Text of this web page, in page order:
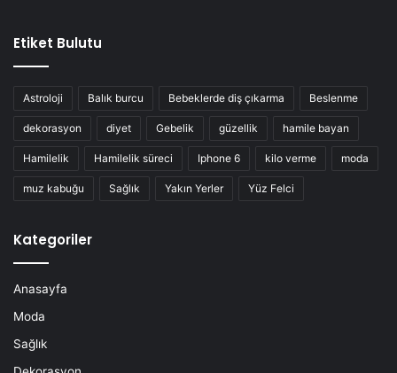
Etiket Bulutu
Astroloji Balık burcu Bebeklerde diş çıkarma Beslenme
dekorasyon diyet Gebelik güzellik hamile bayan
Hamilelik Hamilelik süreci Iphone 6 kilo verme moda
muz kabuğu Sağlık Yakın Yerler Yüz Felci
Kategoriler
Anasayfa
Moda
Sağlık